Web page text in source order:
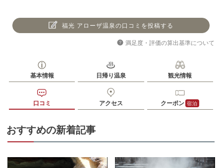
福光 アローザ温泉の口コミを投稿する
満足度・評価の算出基準について
基本情報 日帰り温泉 観光情報
口コミ アクセス クーポン 宿泊
おすすめの新着記事